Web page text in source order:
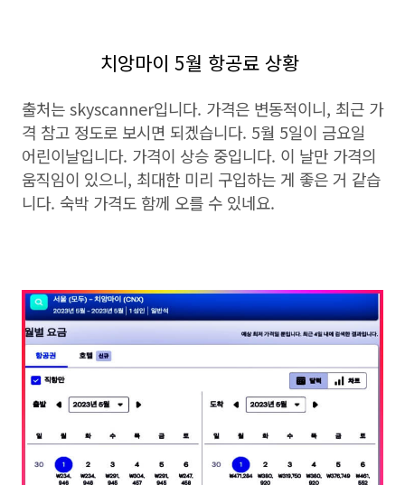
치앙마이 5월 항공료 상황
출처는 skyscanner입니다. 가격은 변동적이니, 최근 가
격 참고 정도로 보시면 되겠습니다. 5월 5일이 금요일
어린이날입니다. 가격이 상승 중입니다. 이 날만 가격의
움직임이 있으니, 최대한 미리 구입하는 게 좋은 거 같습
니다. 숙박 가격도 함께 오를 수 있네요.